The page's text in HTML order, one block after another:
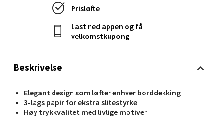
Beskrivelse
Elegant design som løfter enhver borddekking
3-lags papir for ekstra slitestyrke
Høy trykkvalitet med livlige motiver
Prisløfte
Last ned appen og få
velkomstkupong
Torget 1, 6413 Molde
0 i butikk
Narvik - Thon Senter Malmporten